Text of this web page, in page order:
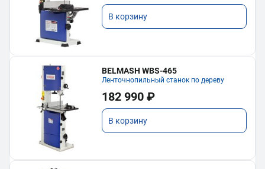
В корзину
BELMASH WBS-465
Ленточнопильный станок по дереву
182 990 ₽
В корзину